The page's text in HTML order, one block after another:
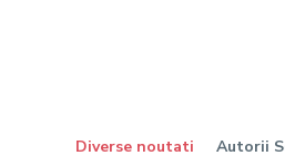
Diverse noutati Autorii